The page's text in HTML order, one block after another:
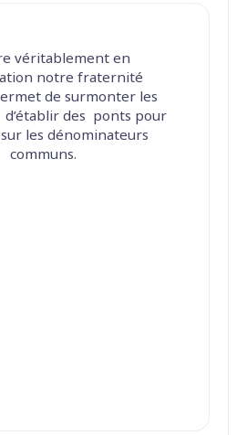
véritablement en
notre fraternité
de surmonter les
des ponts pour
les dénominateurs
communs.